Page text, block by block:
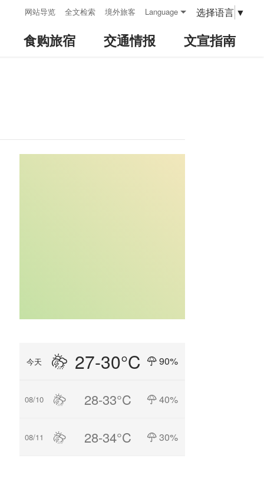
网站导览 全文检索 境外旅客 Language 选择语言 ▼
食购旅宿 交通情报 文宣指南
今天 27-30°C 90%
08/10 28-33°C 40%
08/11 28-34°C 30%